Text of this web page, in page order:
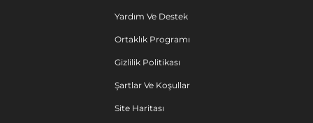
Yardım Ve Destek
Ortaklık Programı
Gizlilik Politikası
Şartlar Ve Koşullar
Site Haritası